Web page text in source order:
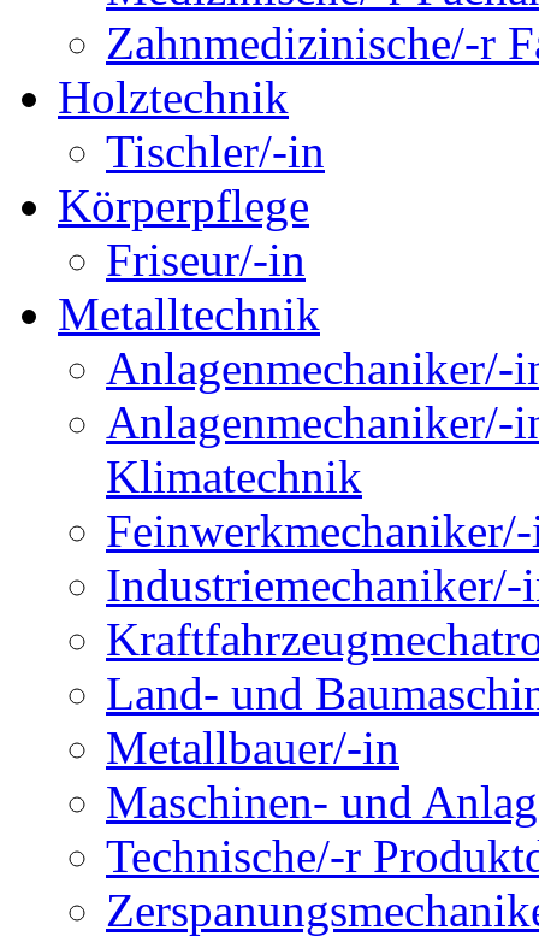
Zahnmedizinische/-r
Holztechnik
Tischler/-in
Körperpflege
Friseur/-in
Metalltechnik
Anlagenmechaniker/-
Anlagenmechaniker/-
Klimatechnik
Industriemechaniker/-
Land- und
Metallbauer/-in
Maschinen- und
Technische/-r